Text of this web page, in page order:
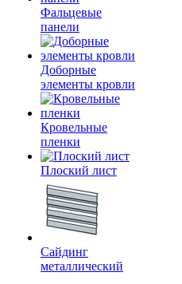
Фальцевые
панели
Доборные
элементы кровли
Кровельные
пленки
Плоский лист
Сайдинг
металлический